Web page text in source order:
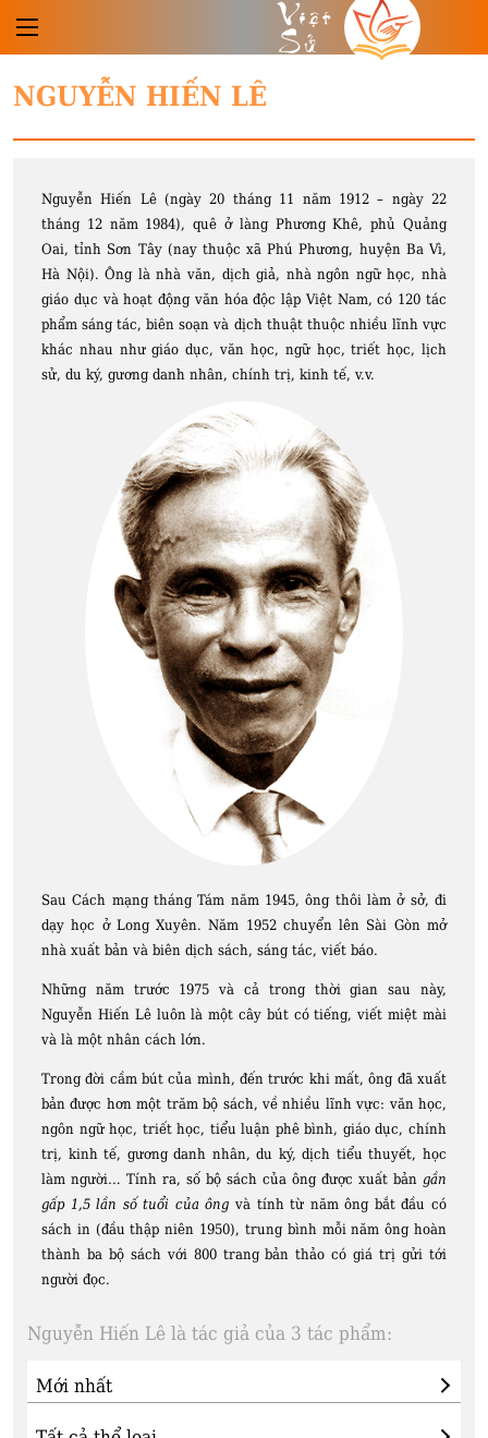
Việt
Sử
NGUYỄN HIẾN LÊ
Nguyễn Hiến Lê (ngày 20 tháng 11 năm 1912 – ngày 22
tháng 12 năm 1984), quê ở làng Phương Khê, phủ Quảng
Oai, tỉnh Sơn Tây (nay thuộc xã Phú Phương, huyện Ba Vì,
Hà Nội). Ông là nhà văn, dịch giả, nhà ngôn ngữ học, nhà
giáo dục và hoạt động văn hóa độc lập Việt Nam, có 120 tác
phẩm sáng tác, biên soạn và dịch thuật thuộc nhiều lĩnh vực
khác nhau như giáo dục, văn học, ngữ học, triết học, lịch
sử, du ký, gương danh nhân, chính trị, kinh tế, v.v.
Sau Cách mạng tháng Tám năm 1945, ông thôi làm ở sở, đi
dạy học ở Long Xuyên. Năm 1952 chuyển lên Sài Gòn mở
nhà xuất bản và biên dịch sách, sáng tác, viết báo.
Những năm trước 1975 và cả trong thời gian sau này,
Nguyễn Hiến Lê luôn là một cây bút có tiếng, viết miệt mài
và là một nhân cách lớn.
Trong đời cầm bút của mình, đến trước khi mất, ông đã xuất
bản được hơn một trăm bộ sách, về nhiều lĩnh vực: văn học,
ngôn ngữ học, triết học, tiểu luận phê bình, giáo dục, chính
trị, kinh tế, gương danh nhân, du ký, dịch tiểu thuyết, học
làm người… Tính ra, số bộ sách của ông được xuất bản gần
gấp 1,5 lần số tuổi của ông và tính từ năm ông bắt đầu có
sách in (đầu thập niên 1950), trung bình mỗi năm ông hoàn
thành ba bộ sách với 800 trang bản thảo có giá trị gửi tới
người đọc.
Nguyễn Hiến Lê là tác giả của 3 tác phẩm: